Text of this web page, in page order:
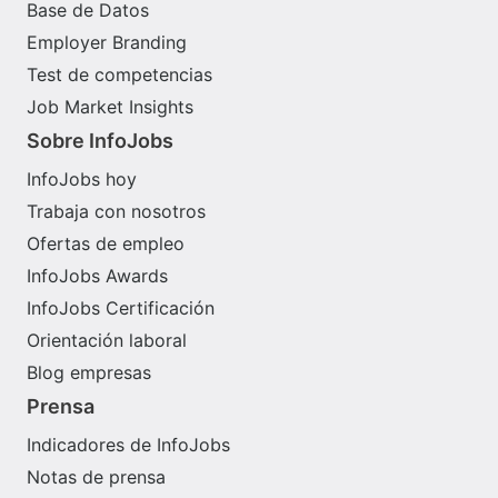
Base de Datos
Employer Branding
Test de competencias
Job Market Insights
Sobre InfoJobs
InfoJobs hoy
Trabaja con nosotros
Ofertas de empleo
InfoJobs Awards
InfoJobs Certificación
Orientación laboral
Blog empresas
Prensa
Indicadores de InfoJobs
Notas de prensa